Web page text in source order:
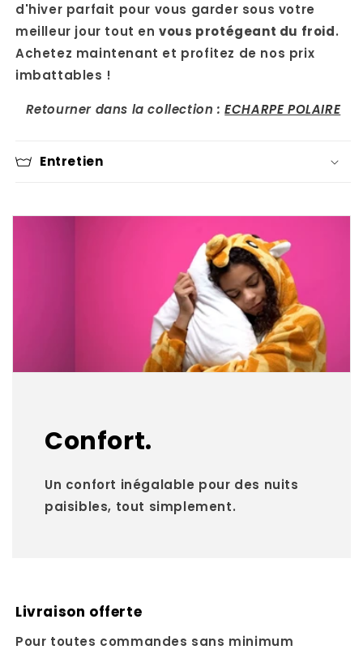
d'hiver parfait pour vous garder sous votre
meilleur jour tout envous protégeant du froid.
Achetez maintenant et profitez de nos prix
imbattables !
Retourner dans la collection :ECHARPE POLAIRE
Entretien
Confort.
Un confort inégalable pour des nuits
paisibles, tout simplement.
Livraison offerte
Pour toutes commandes sans minimum